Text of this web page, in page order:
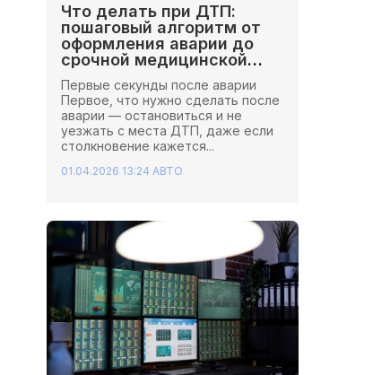
Что делать при ДТП:
пошаговый алгоритм от
оформления аварии до
срочной медицинской
помощи
Первые секунды после аварии
Первое, что нужно сделать после
аварии — остановиться и не
уезжать с места ДТП, даже если
столкновение кажется...
01.04.2026 13:24 АВТО